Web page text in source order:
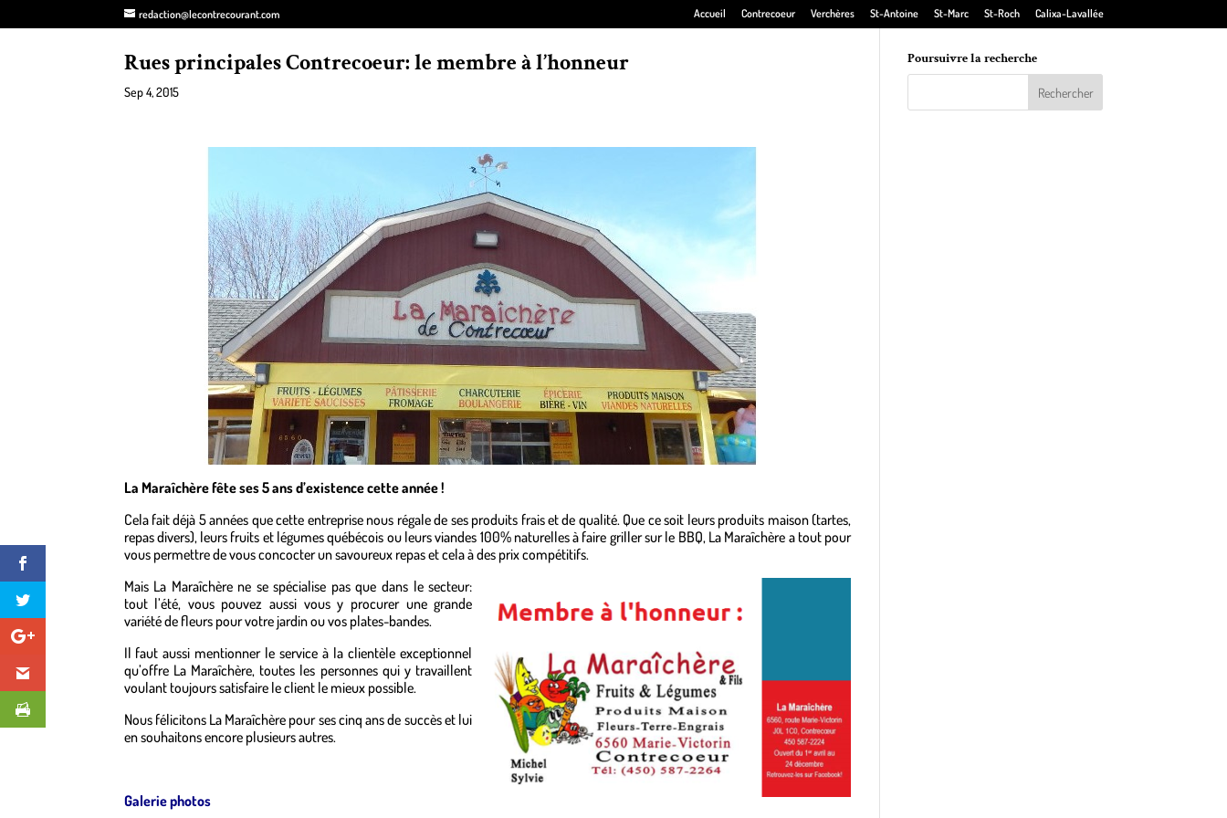
redaction@lecontrecourant.com Accueil Contrecoeur Verchères St-Antoine St-Marc St-Roch Calixa-Lavallée
Rues principales Contrecoeur: le membre à l’honneur
Sep 4, 2015
La Maraîchère fête ses 5 ans d’existence cette année !
Cela fait déjà 5 années que cette entreprise nous régale de ses produits frais et de qualité. Que ce soit leurs produits maison (tartes,
repas divers), leurs fruits et légumes québécois ou leurs viandes 100% naturelles à faire griller sur le BBQ, La Maraîchère a tout pour
vous permettre de vous concocter un savoureux repas et cela à des prix compétitifs.
Mais La Maraîchère ne se spécialise pas que dans le secteur:
tout l’été, vous pouvez aussi vous y procurer une grande
variété de fleurs pour votre jardin ou vos plates-bandes.
Il faut aussi mentionner le service à la clientèle exceptionnel
qu’offre La Maraîchère, toutes les personnes qui y travaillent
voulant toujours satisfaire le client le mieux possible.
Nous félicitons La Maraîchère pour ses cinq ans de succès et lui
en souhaitons encore plusieurs autres.
Galerie photos
Poursuivre la recherche